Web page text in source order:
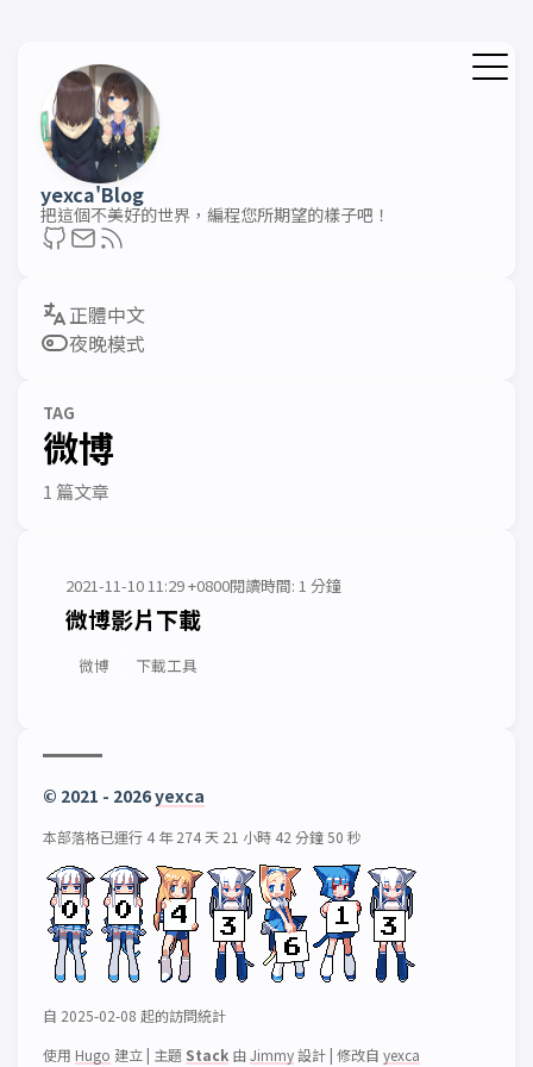
yexca'Blog
把這個不美好的世界，編程您所期望的樣子吧！
夜晚模式
TAG
微博
1 篇文章
2021-11-10 11:29 +0800閱讀時間: 1 分鐘
微博影片下載
微博 下載工具
© 2021 - 2026yexca
本部落格已運行 4 年 274 天 21 小時 42 分鐘 50 秒
自 2025-02-08 起的訪問統計
使用 Hugo 建立 | 主題 Stack 由 Jimmy設計 | 修改自 yexca